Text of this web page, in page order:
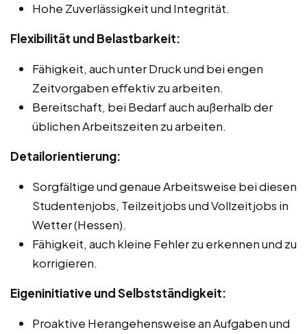
Hohe Zuverlässigkeit und Integrität.
Flexibilität und Belastbarkeit:
Fähigkeit, auch unter Druck und bei engen
Zeitvorgaben effektiv zu arbeiten.
Bereitschaft, bei Bedarf auch außerhalb der
üblichen Arbeitszeiten zu arbeiten.
Detailorientierung:
Sorgfältige und genaue Arbeitsweise bei diesen
Studentenjobs, Teilzeitjobs und Vollzeitjobs in
Wetter (Hessen).
Fähigkeit, auch kleine Fehler zu erkennen und zu
korrigieren.
Eigeninitiative und Selbstständigkeit:
Proaktive Herangehensweise an Aufgaben und